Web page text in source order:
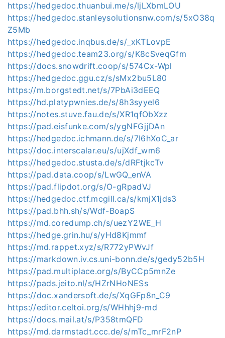
https://hedgedoc.thuanbui.me/s/ljLXbmLOU
https://hedgedoc.stanleysolutionsnw.com/s/5xO38q
Z5Mb
https://hedgedoc.inqbus.de/s/_xKTLovpE
https://hedgedoc.team23.org/s/K8cSveqGfm
https://docs.snowdrift.coop/s/574Cx-Wpl
https://hedgedoc.ggu.cz/s/sMx2bu5L80
https://m.borgstedt.net/s/7PbAi3dEEQ
https://hd.platypwnies.de/s/8h3syyel6
https://notes.stuve.fau.de/s/XR1qfObXzz
https://pad.eisfunke.com/s/ygNFGjjDAn
https://hedgedoc.ichmann.de/s/7I6hXoC_ar
https://doc.interscalar.eu/s/ujXdf_wm6
https://hedgedoc.stusta.de/s/dRFtjkcTv
https://pad.data.coop/s/LwGQ_enVA
https://pad.flipdot.org/s/O-gRpadVJ
https://hedgedoc.ctf.mcgill.ca/s/kmjX1jds3
https://pad.bhh.sh/s/Wdf-BoapS
https://md.coredump.ch/s/uezY2WE_H
https://hedge.grin.hu/s/yHd8Kjmmf
https://md.rappet.xyz/s/R772yPWvJf
https://markdown.iv.cs.uni-bonn.de/s/gedy52b5H
https://pad.multiplace.org/s/ByCCp5mnZe
https://pads.jeito.nl/s/HZrNHoNESs
https://doc.xandersoft.de/s/XqGFp8n_C9
https://editor.celtoi.org/s/WHhhj9-md
https://docs.mail.at/s/P358tmQFD
https://md.darmstadt.ccc.de/s/mTc_mrF2nP